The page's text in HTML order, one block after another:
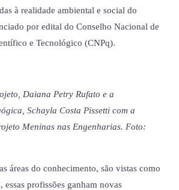
à realidade ambiental e social do
por edital do Conselho Nacional de
e Tecnológico (CNPq).
Daiana Petry Rufato e a
Schayla Costa Pissetti com a
Meninas nas Engenharias. Foto:
áreas do conhecimento, são vistas como
essas profissões ganham novas